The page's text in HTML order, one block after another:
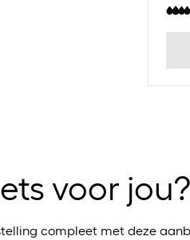
voor jou?
compleet met deze